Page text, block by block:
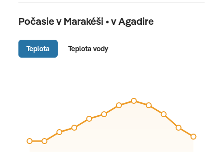
Počasie v Marakéši • v Agadire
Teplota Teplota vody